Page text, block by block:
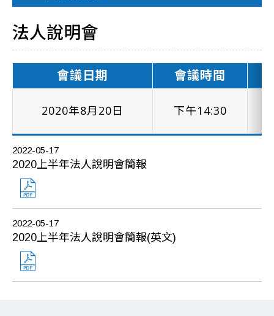
法人說明會
會議日期 會議時間
2020年8月20日 下午14:30
2022-05-17
2020上半年法人說明會簡報
2022-05-17
2020上半年法人說明會簡報(英文)